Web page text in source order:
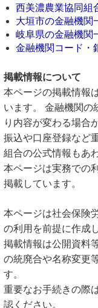
西美濃農業協同組
大垣市の金融機関
岐阜県の金融機関
金融機関コード・
掲載情報について
本ページの掲載情報
います。 金融機関の
り内容が変わる場合
振込や口座登録など
組合の公式情報もあ
本ページは実務での
掲載しています。
本ページは社会保険
の利用を前提に作成
掲載情報は公開資料
の統廃合や名称変更
す。
重要なお手続きの際
認ください。